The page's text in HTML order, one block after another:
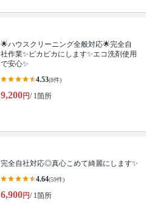
🌟ハウスクリーニング全般対応🌟完全自
社作業✨️ピカピカにします✨️エコ洗剤使用
で安心✨
4.53(8件)
9,200円/ 1箇所
完全自社対応◎真心こめて綺麗にします✨
4.64(59件)
6,900円/ 1箇所